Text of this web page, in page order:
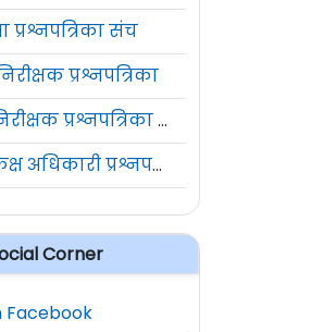
प्रश्नपत्रिका संच
प्रश्नपत्रिका
विक्रीकर निरीक्षक प्रश्नपत्रिका संच
सहाय्यक कक्ष अधिकारी प्रश्नपत्रिका संच
Corner
Facebook